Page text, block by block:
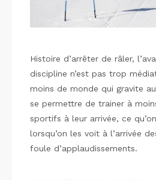
Histoire d’arrêter de râler,
discipline n’est pas trop
moins de monde qui gravite
se permettre de trainer à
sportifs à leur arrivée, ce
lorsqu’on les voit à l’arrivée
foule d’applaudissements.